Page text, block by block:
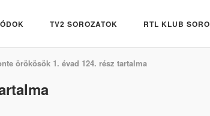
TV2 SOROZATOK RTL KLUB
örökösök 1. évad 124. rész tartalma